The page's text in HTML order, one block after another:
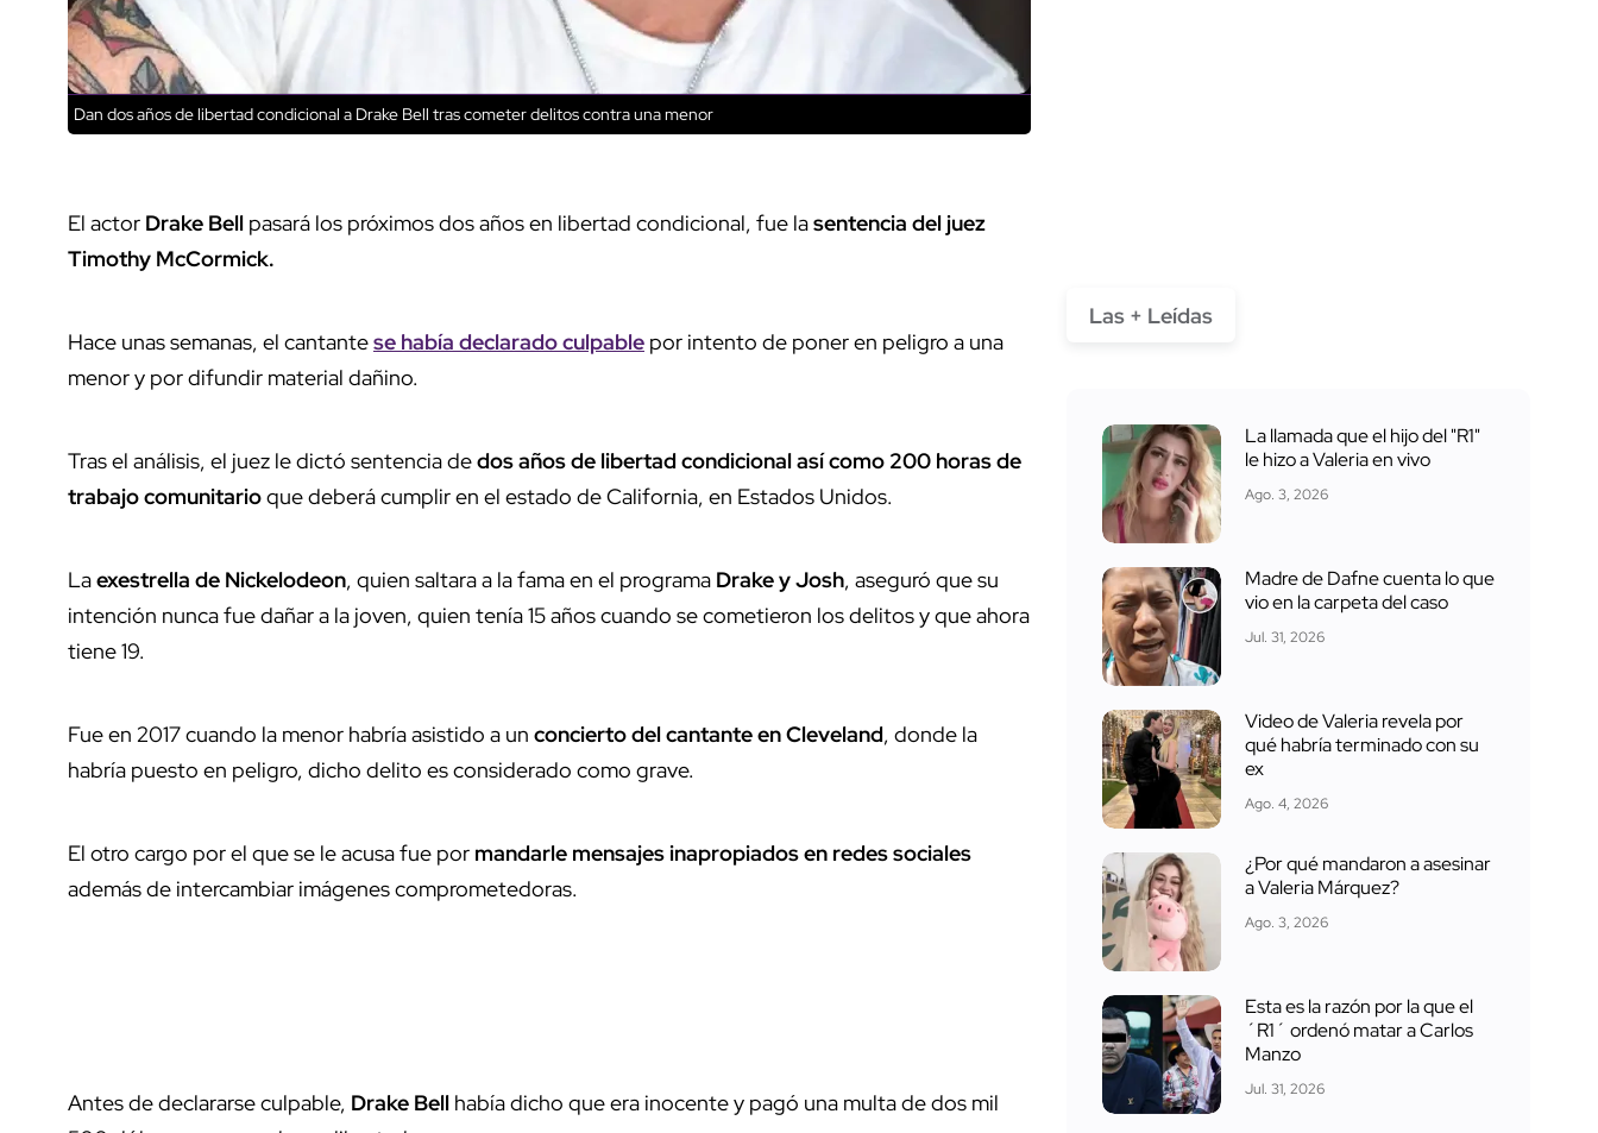
Dan dos años de libertad condicional a Drake Bell tras cometer delitos contra una menor
El actor Drake Bell pasará los próximos dos años en libertad condicional, fue lasentencia del juez
Timothy McCormick.
Hace unas semanas, el cantantese había declarado culpable por intento de poner en peligro a una
menor y por difundir material dañino.
Tras el análisis, el juez le dictó sentencia dedos años de libertad condicional así como 200 horas de
trabajo comunitarioque deberá cumplir en el estado de California, en Estados Unidos.
Laexestrella de Nickelodeon, quien saltara a la fama en el programa Drake y Josh, aseguró que su
intención nunca fue dañar a la joven, quien tenía 15 años cuando se cometieron los delitos y que ahora
tiene 19.
Fue en 2017 cuando la menor habría asistido a un concierto del cantante en Cleveland, donde la
habría puesto en peligro, dicho delito es considerado como grave.
El otro cargo por el que se le acusa fue por mandarle mensajes inapropiados en redes sociales
además de intercambiar imágenes comprometedoras.
Antes de declararse culpable, Drake Bell había dicho que era inocente y pagó una multa de dos mil
Las + Leídas
La llamada que el hijo del "R1"
le hizo a Valeria en vivo
Ago. 3, 2026
Madre de Dafne cuenta lo que
vio en la carpeta del caso
Jul. 31, 2026
Video de Valeria revela por
qué habría terminado con su
ex
Ago. 4, 2026
¿Por qué mandaron a asesinar
a Valeria Márquez?
Ago. 3, 2026
Esta es la razón por la que el
´R1´ ordenó matar a Carlos
Manzo
Jul. 31, 2026